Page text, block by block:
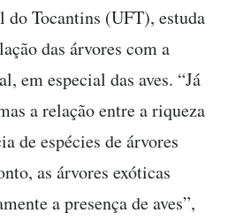
do Tocantins (UFT), estuda
das árvores com a
em especial das aves. “Já
a relação entre a riqueza
de espécies de árvores
as árvores exóticas
a presença de aves”,